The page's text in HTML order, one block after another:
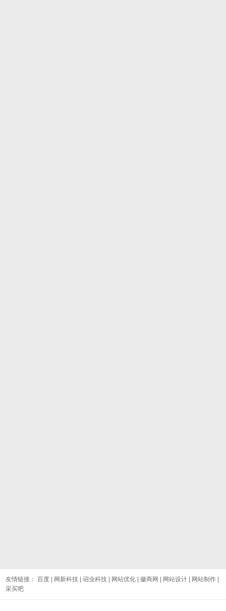
友情链接：百度 | 网新科技 |诏业科技 | 网站优化 |徽商网 | 网站设计 | 网站制作 |
采买吧